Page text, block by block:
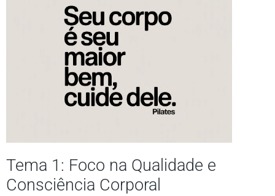
Tema 1: Foco na Qualidade e
Consciência Corporal